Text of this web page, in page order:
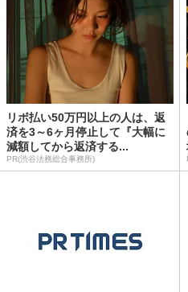
リボ払い50万円以上の人は、返
済を3～6ヶ月停止して『大幅に
減額してから返済する...
PR(渋谷法務総合事務所)